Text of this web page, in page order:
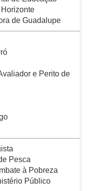
de Guadalupe
e Perito de
Pesca
à Pobreza
Público